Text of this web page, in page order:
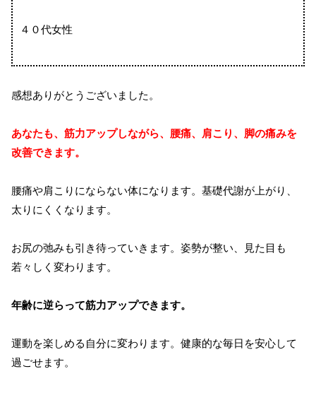
４０代女性
感想ありがとうございました。
あなたも、筋力アップしながら、腰痛、肩こり、脚の痛みを
改善できます。
腰痛や肩こりにならない体になります。基礎代謝が上がり、
太りにくくなります。
お尻の弛みも引き待っていきます。姿勢が整い、見た目も
若々しく変わります。
年齢に逆らって筋力アップできます。
運動を楽しめる自分に変わります。健康的な毎日を安心して
過ごせます。